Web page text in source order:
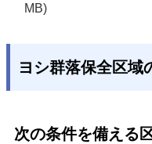
MB)
ヨシ群落保全区域
次の条件を備える